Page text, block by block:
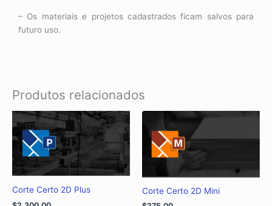
– Os materiais e projetos cadastrados ficam salvos para
futuro uso.
Produtos relacionados
Corte Certo 2D Plus Corte Certo 2D Mini